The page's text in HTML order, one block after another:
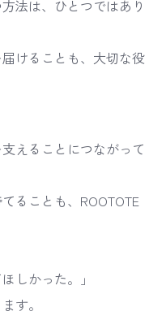
法は、ひとつではあり
けることも、大切な役
えることにつながって
ることも、ROOTOTE
しかった。」
す。